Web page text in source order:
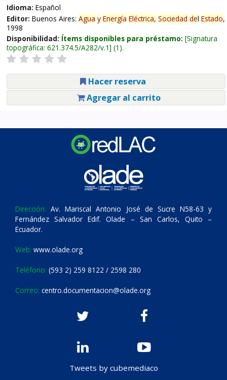
Idioma: Español
Editor: Buenos Aires: Agua y Energía Eléctrica, Sociedad del Estado,
1998
Disponibilidad: Ítems disponibles para préstamo: Signatura
topográfica: 621.374.5/A282/v.1 (1).
Hacer reserva
Agregar al carrito
Dirección: Av. Mariscal Antonio José de Sucre N58-63 y
Fernández Salvador Edif. Olade – San Carlos, Quito –
Ecuador.
Web: www.olade.org
Teléfono: (593 2) 259 8122 / 2598 280
Correo: centro.documentacion@olade.org
Tweets by cubemediaco